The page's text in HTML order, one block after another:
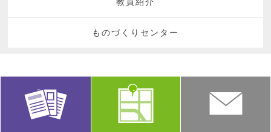
教員紹介
ものづくりセンター